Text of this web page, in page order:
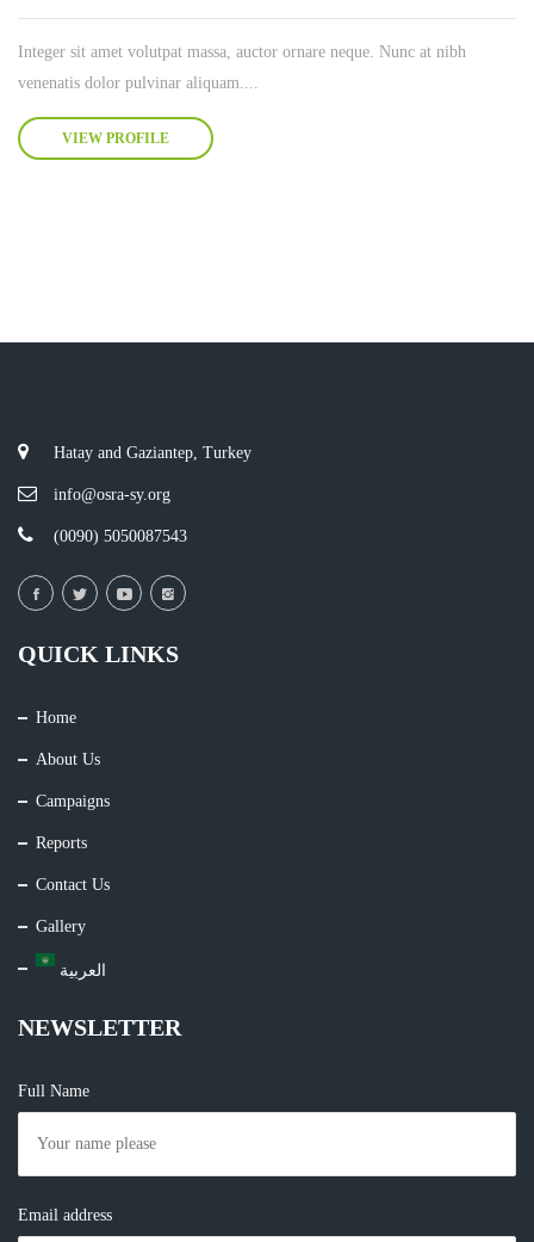
Integer sit amet volutpat massa, auctor ornare neque. Nunc at nibh
venenatis dolor pulvinar aliquam....
VIEW PROFILE
Hatay and Gaziantep, Turkey
info@osra-sy.org
(0090) 5050087543
QUICK LINKS
Home
About Us
Campaigns
Reports
Contact Us
Gallery
العربية
NEWSLETTER
Full Name
Email address